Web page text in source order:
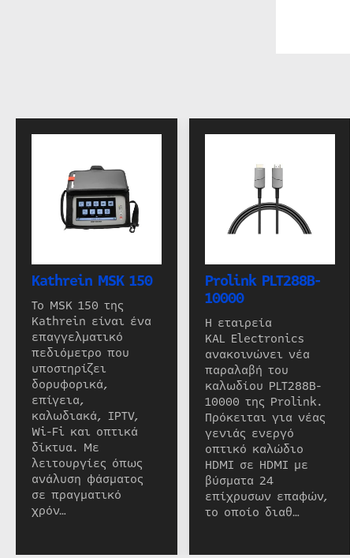
Kathrein MSK 150
Το MSK 150 της
Kathrein είναι ένα
επαγγελματικό
πεδιόμετρο που
υποστηρίζει
δορυφορικά,
επίγεια,
καλωδιακά, IPTV,
Wi-Fi και οπτικά
δίκτυα. Με
λειτουργίες όπως
ανάλυση φάσματος
σε πραγματικό
χρόν…
Prolink PLT288B-
10000
Η εταιρεία
KAL Electronics
ανακοινώνει νέα
παραλαβή του
καλωδίου PLT288B-
10000 της Prolink.
Πρόκειται για νέας
γενιάς ενεργό
οπτικό καλώδιο
HDMI σε HDMI με
βύσματα 24
επίχρυσων επαφών,
το οποίο διαθ…